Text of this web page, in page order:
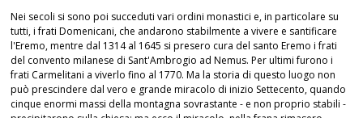
Nei secoli si sono poi succeduti vari ordini monastici e, in particolare su
tutti, i frati Domenicani, che andarono stabilmente a vivere e santificare
l'Eremo, mentre dal 1314 al 1645 si presero cura del santo Eremo i frati
del convento milanese di Sant'Ambrogio ad Nemus. Per ultimi furono i
frati Carmelitani a viverlo fino al 1770. Ma la storia di questo luogo non
può prescindere dal vero e grande miracolo di inizio Settecento, quando
cinque enormi massi della montagna sovrastante - e non proprio stabili -